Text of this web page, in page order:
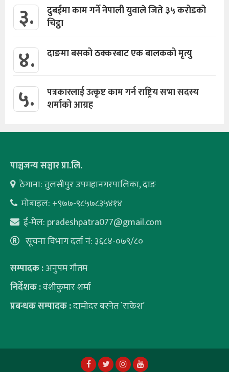
३.
दुबईमा काम गर्ने नेपाली युवाले जिते ३५ करोडको
चिट्ठा
४. दाङमा बसको ठक्करबाट एक बालकको मृत्यु
५.
पत्रकारलाई उत्कृष्ट काम गर्न राष्ट्रिय सभा सदस्य
शर्माको आग्रह
पाञ्चजन्य सञ्चार प्रा.लि.
ठेगाना: तुलसीपुर उपमहानगरपालिका, दाङ
मोबाइल: +९७७-९८५७८३५४१४
ई-मेल: pradeshpatra077@gmail.com
सूचना विभाग दर्ता नं: ३६८४-०७९/८०
सम्पादक :अनुपम गौतम
निर्देशक :वंशीकुमार शर्मा
प्रबन्धक सम्पादक :दामोदर बस्नेत `राकेश´